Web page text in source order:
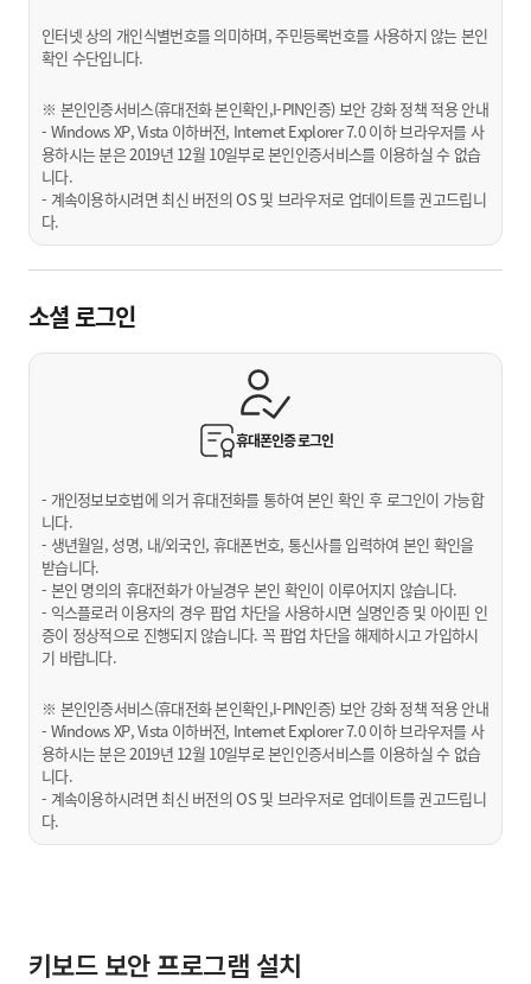
인터넷 상의 개인식별번호를 의미하며, 주민등록번호를 사용하지 않는 본인
확인 수단입니다.
※ 본인인증서비스(휴대전화 본인확인,I-PIN인증) 보안 강화 정책 적용 안내
- Windows XP, Vista 이하버전, Internet Explorer 7.0 이하 브라우저를 사
용하시는 분은 2019년 12월 10일부로 본인인증서비스를 이용하실 수 없습
니다.
- 계속이용하시려면 최신 버전의 OS 및 브라우저로 업데이트를 권고드립니
다.
소셜 로그인
휴대폰인증로그인
- 개인정보보호법에 의거 휴대전화를 통하여 본인 확인 후 로그인이 가능합
니다.
- 생년월일, 성명, 내/외국인, 휴대폰번호, 통신사를 입력하여 본인 확인을
받습니다.
- 본인 명의의 휴대전화가 아닐경우 본인 확인이 이루어지지 않습니다.
- 익스플로러 이용자의 경우 팝업 차단을 사용하시면 실명인증 및 아이핀 인
증이 정상적으로 진행되지 않습니다. 꼭 팝업 차단을 해제하시고 가입하시
기 바랍니다.
※ 본인인증서비스(휴대전화 본인확인,I-PIN인증) 보안 강화 정책 적용 안내
- Windows XP, Vista 이하버전, Internet Explorer 7.0 이하 브라우저를 사
용하시는 분은 2019년 12월 10일부로 본인인증서비스를 이용하실 수 없습
니다.
- 계속이용하시려면 최신 버전의 OS 및 브라우저로 업데이트를 권고드립니
다.
키보드 보안 프로그램 설치